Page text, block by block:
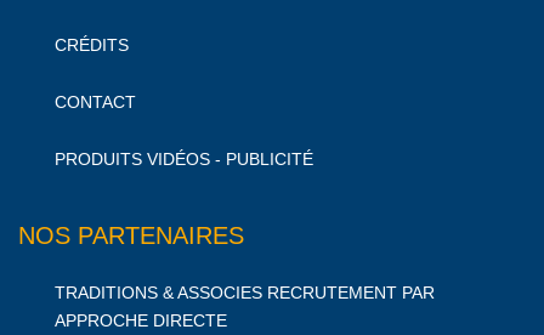
CRÉDITS
CONTACT
PRODUITS VIDÉOS - PUBLICITÉ
NOS PARTENAIRES
TRADITIONS & ASSOCIES RECRUTEMENT PAR
APPROCHE DIRECTE